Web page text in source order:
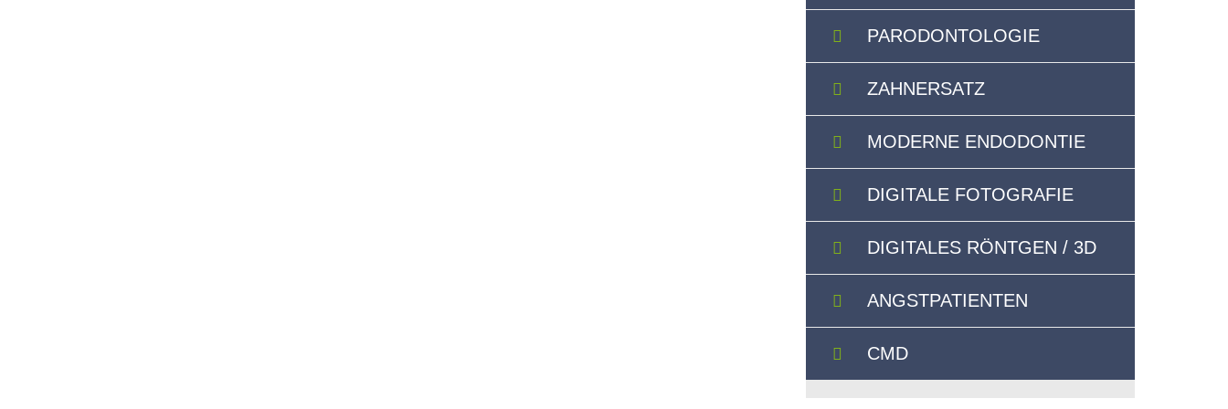
PARODONTOLOGIE
ZAHNERSATZ
MODERNE ENDODONTIE
DIGITALE FOTOGRAFIE
DIGITALES RÖNTGEN / 3D
ANGSTPATIENTEN
CMD